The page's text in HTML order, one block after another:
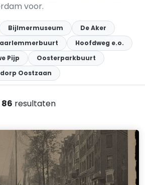
voor.
Bijlmermuseum
De Aker
Hoofdweg e.o.
Pijp
Oosterparkbuurt
Oostzaan
86 resultaten